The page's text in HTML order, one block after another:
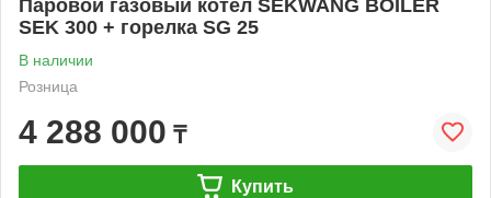
Паровой газовый котел SEKWANG BOILER
SEK 300 + горелка SG 25
В наличии
Розница
4 288 000 ₸
Купить